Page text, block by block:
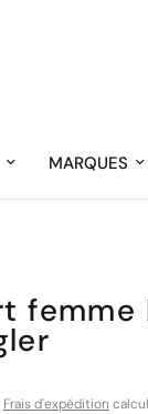
MARQUES
femme
Frais d'expédition